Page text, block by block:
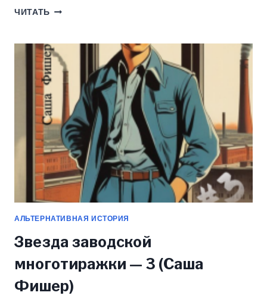
ЧИТАТЬ ЗВЕЗДА
—
4
(САША
ФИШЕР)
АЛЬТЕРНАТИВНАЯ ИСТОРИЯ
Звезда заводской
многотиражки — 3 (Саша
Фишер)